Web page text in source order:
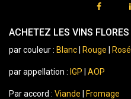
ACHETEZ LES VINS FLORES
par couleur : Blanc Rouge Rosé
par appellation : IGP AOP
Par accord : Viande Fromage